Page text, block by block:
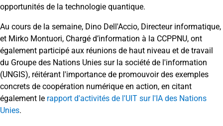
opportunités de la technologie quantique.
Au cours de la semaine, Dino Dell'Accio, Directeur informatique,
et Mirko Montuori, Chargé d’information à la CCPPNU, ont
également participé aux réunions de haut niveau et de travail
du Groupe des Nations Unies sur la société de l'information
(UNGIS), réitérant l'importance de promouvoir des exemples
concrets de coopération numérique en action, en citant
également le rapport d'activités de l'UIT sur l'IA des Nations
Unies.